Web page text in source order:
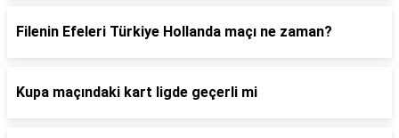
Filenin Efeleri Türkiye Hollanda maçı ne zaman?
Kupa maçındaki kart ligde geçerli mi